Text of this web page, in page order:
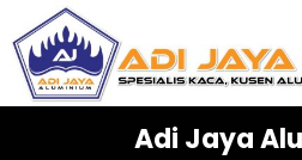
content
Adi Jaya